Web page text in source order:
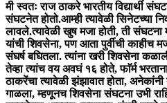
मी स्वतः राज ठाकरे भारतीय विद्यार्थी
संघटनेत होतो.आम्ही त्यावेळी सिनेटच्या
लावले.त्यावेळी खुष मजा होती, ती संघटना
यांची शिवसेना, पण आता पुर्वीची काहीच
संघर्ष बघितला. त्यांना खरी शिवसेना
तेव्हा त्यांच वय अवघं १६ होते, फाॅर्म
ठाकरेंचा त्यावेळी झंझावात होता,
गाळला, म्हणूनच शिवसेना संघटना उभी